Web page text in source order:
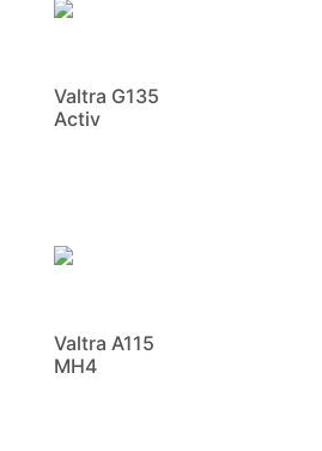
Valtra G135
Activ
Valtra A115
MH4